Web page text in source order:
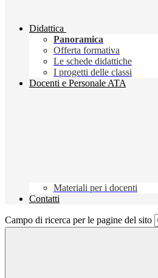
Didattica
Panoramica
Offerta formativa
Le schede didattiche
I progetti delle classi
Docenti e Personale ATA
Materiali per i docenti
Contatti
Campo di ricerca per le pagine del sito